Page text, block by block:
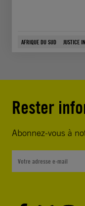
AFRIQUE DU SUD JUSTICE
Rester
Abonnez-vous à